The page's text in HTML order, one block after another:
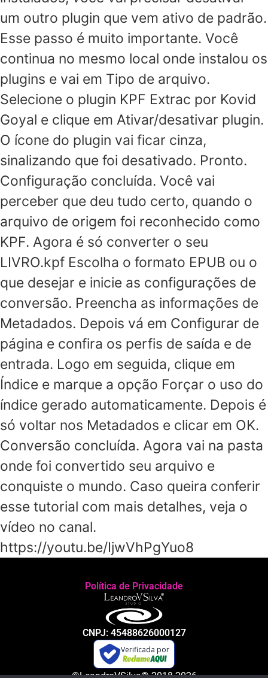
um outro plugin que vem ativo de padrão.
Esse passo é muito importante. Você
continua no mesmo local onde instalou os
plugins e vai em Tipo de arquivo.
Selecione o plugin KPF Extrac por Kovid
Goyal e clique em Ativar/desativar plugin.
O ícone do plugin vai ficar cinza,
sinalizando que foi desativado. Pronto.
Configuração concluída. Você vai
perceber que deu tudo certo, quando o
arquivo de origem foi reconhecido como
KPF. Agora é só converter o seu
LIVRO.kpf Escolha o formato EPUB ou o
que desejar e inicie as configurações de
conversão. Preencha as informações de
Metadados. Depois vá em Configurar de
página e confira os perfis de saída e de
entrada. Logo em seguida, clique em
Índice e marque a opção Forçar o uso do
índice gerado automaticamente. Depois é
só voltar nos Metadados e clicar em OK.
Conversão concluída. Agora vai na pasta
onde foi convertido seu arquivo e
conquiste o mundo. Caso queira conferir
esse tutorial com mais detalhes, veja o
vídeo no canal.
https://youtu.be/IjwVhPgYuo8
Política de Privacidade
CNPJ: 45488626000127
Verificada por